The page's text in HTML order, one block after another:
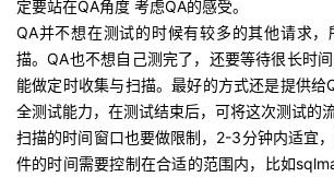
定要站在QA角度 考虑QA的感受。
QA并不想在测试的时候有较多的其他请求，
描。QA也不想自己测完了，还要等待很长时
能做定时收集与扫描。最好的方式还是提供给
全测试能力，在测试结束后，可将这次测试的
扫描的时间窗口也要做限制，2-3分钟内适宜
件的时间需要控制在合适的范围内，比如